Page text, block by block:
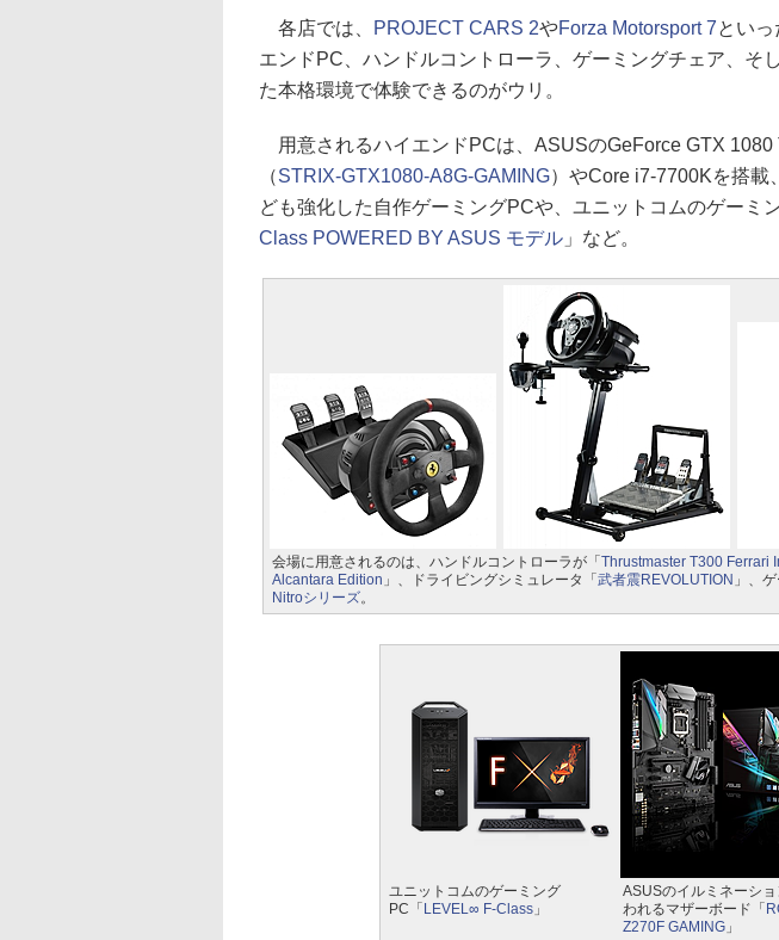
各店では、 PROJECT CARS 2やForza Motorsport 7とい
エンドPC、ハンドルコントローラ、ゲーミングチェア、そ
た本格環境で体験できるのがウリ。
用意されるハイエンドPCは、ASUSのGeForce GTX 1080
（STRIX-GTX1080-A8G-GAMING）やCore i7-7700Kを搭載
ども強化した自作ゲーミングPCや、ユニットコムのゲーミ
Class POWERED BY ASUS モデル 」など。
会場に用意されるのは、ハンドルコントローラが「 Thrustmaster T300 Ferrari
Alcantara Edition 」、ドライビングシミュレータ「 武者震REVOLUTION 」、
Nitroシリーズ。
ユニットコムのゲーミング
PC「 LEVEL∞ F-Class 」
ASUSのイルミネーシ
われるマザーボード「
Z270F GAMING 」